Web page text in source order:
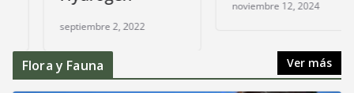
septiembre 2, 2022
noviembre 12, 2024
Flora y Fauna Ver más